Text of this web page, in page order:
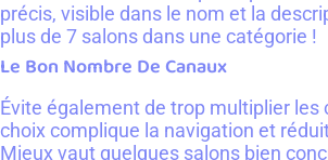
précis, visible dans le nom et la
plus de 7 salons dans une catégorie !
Le Bon Nombre De Canaux
Évite également de trop multiplier les
choix complique la navigation et
Mieux vaut quelques salons bien